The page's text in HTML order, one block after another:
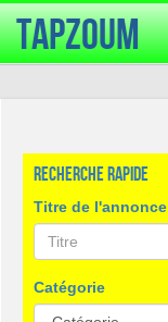
TapZoum
Recherche rapide
Titre de l'annonce
Catégorie